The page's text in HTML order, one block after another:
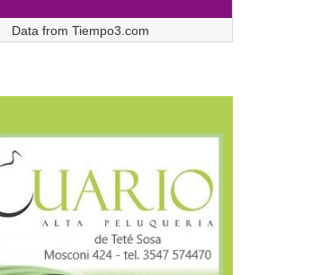
Data from Tiempo3.com